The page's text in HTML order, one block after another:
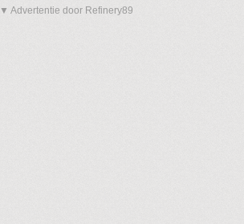
▼ Advertentie door Refinery89